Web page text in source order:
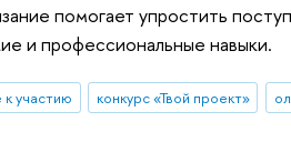
помогает упростить
и профессиональные навыки.
участию конкурс «Твой проект»